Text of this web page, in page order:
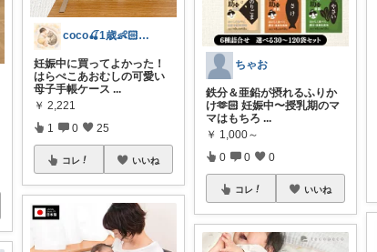
coco🍒1歳👶🏻5歳🐈
妊娠中に買ってよかった！
はらぺこあおむしの可愛い
母子手帳ケース ...
￥ 2,221
1 0 25
コレ いいね
ちゃお
鉄分＆亜鉛が摂れるふりか
け🫶🏻 妊娠中〜授乳期のマ
マはもちろ ...
￥ 1,000～
0 0 0
コレ いいね